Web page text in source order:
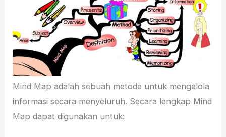
Mind Map adalah sebuah metode untuk mengelola
informasi secara menyeluruh. Secara lengkap Mind
Map dapat digunakan untuk: